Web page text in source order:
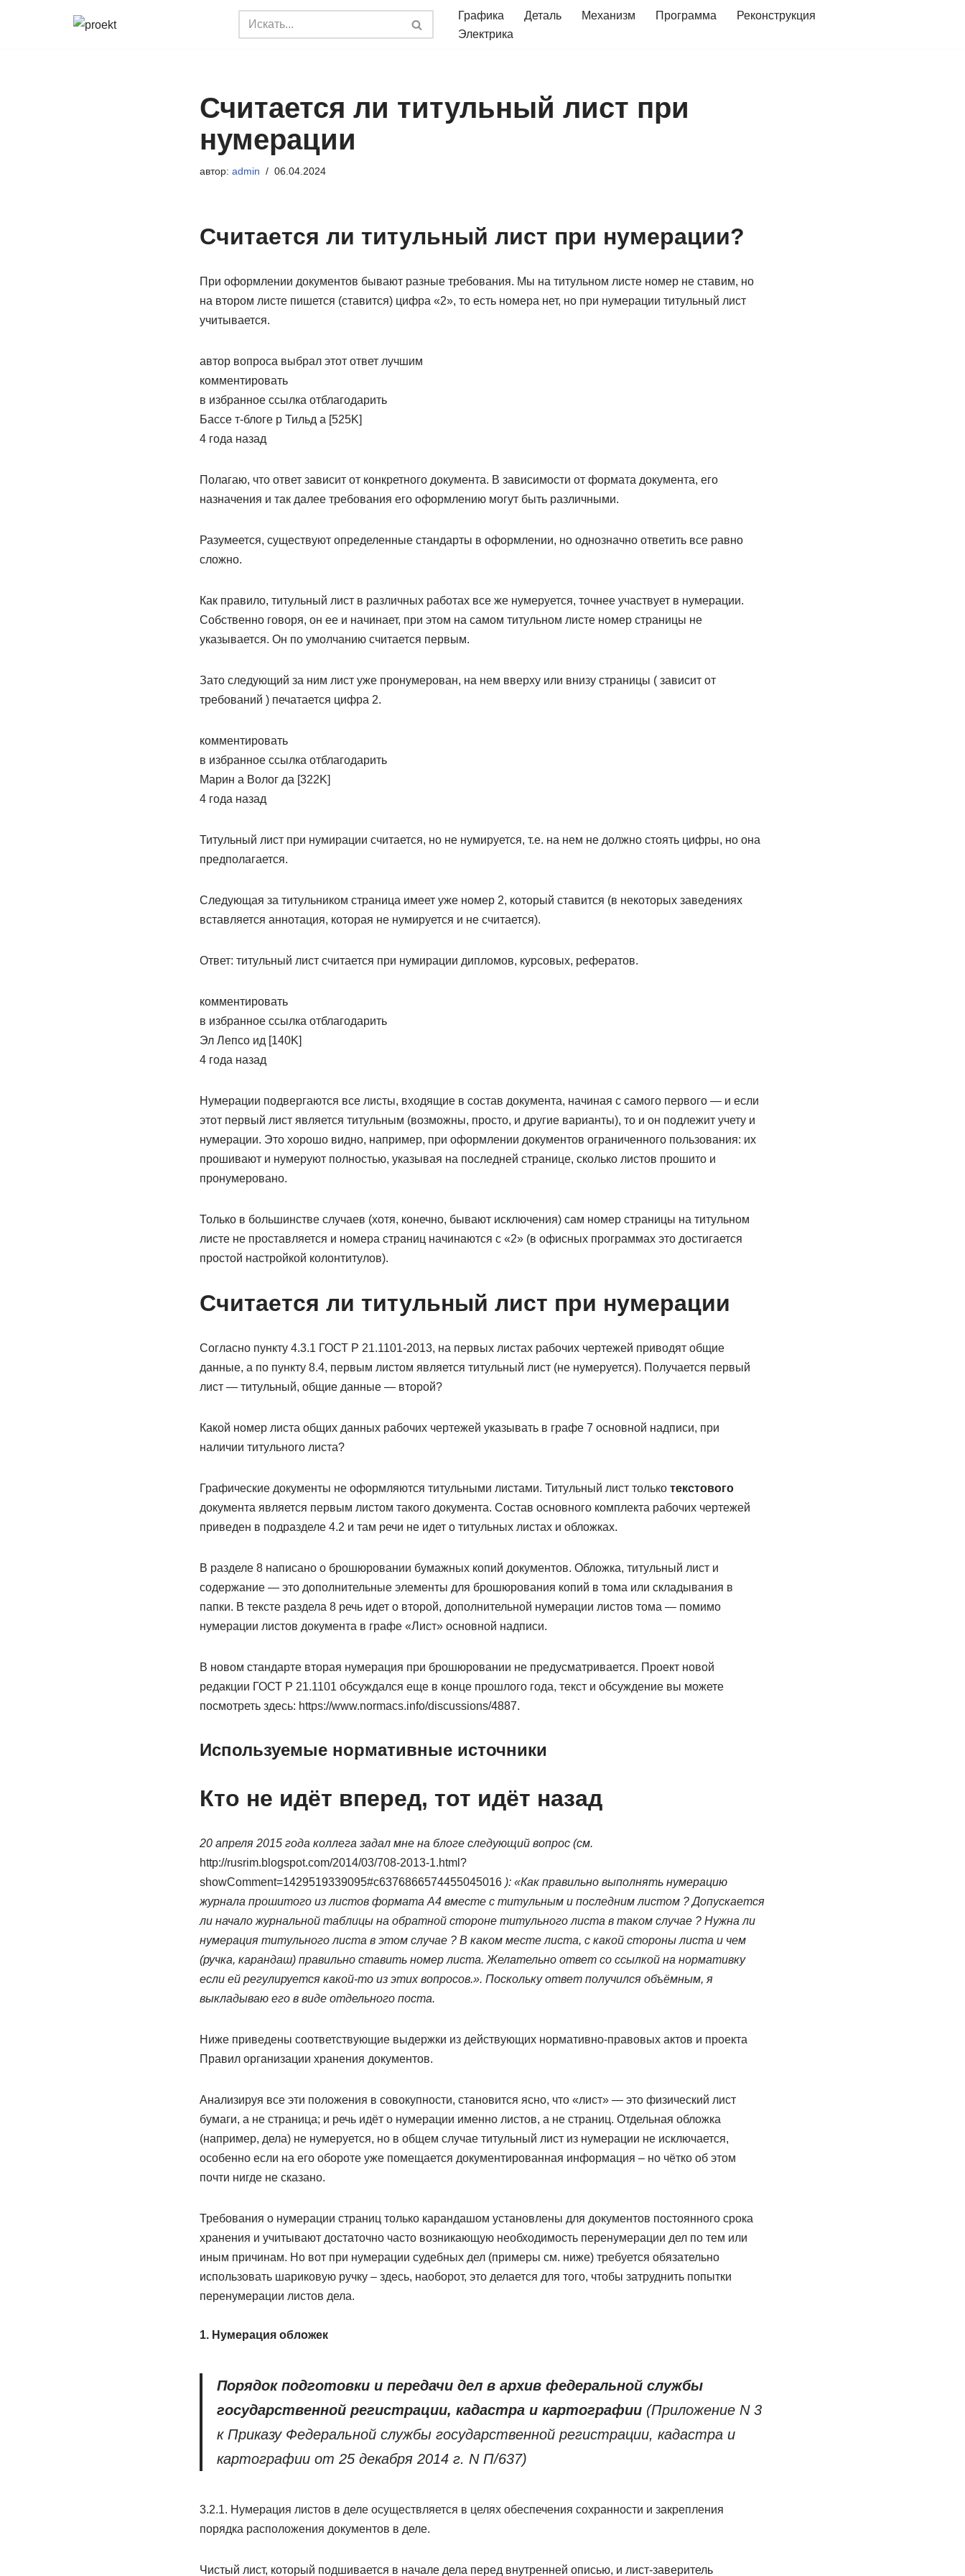
Графика Деталь Механизм Программа
Реконструкция
Электрика
Считается ли титульный лист при
нумерации
автор: admin 06.04.2024
Считается ли титульный лист при нумерации?
При оформлении документов бывают разные требования. Мы на титульном листе номер не ставим, но
на втором листе пишется (ставится) цифра «2», то есть номера нет, но при нумерации титульный лист
учитывается.
автор вопроса выбрал этот ответ лучшим
комментировать
в избранное ссылка отблагодарить
Бассе­ т-блоге­ р Тильд­ а [525K]
4 года назад
Полагаю, что ответ зависит от конкретного документа. В зависимости от формата документа, его
назначения и так далее требования его оформлению могут быть различными.
Разумеется, существуют определенные стандарты в оформлении, но однозначно ответить все равно
сложно.
Как правило, титульный лист в различных работах все же нумеруется, точнее участвует в нумерации.
Собственно говоря, он ее и начинает, при этом на самом титульном листе номер страницы не
указывается. Он по умолчанию считается первым.
Зато следующий за ним лист уже пронумерован, на нем вверху или внизу страницы ( зависит от
требований ) печатается цифра 2.
комментировать
в избранное ссылка отблагодарить
Марин­ а Волог­ да [322K]
4 года назад
Титульный лист при нумирации считается, но не нумируется, т.е. на нем не должно стоять цифры, но она
предполагается.
Следующая за титульником страница имеет уже номер 2, который ставится (в некоторых заведениях
вставляется аннотация, которая не нумируется и не считается).
Ответ: титульный лист считается при нумирации дипломов, курсовых, рефератов.
комментировать
в избранное ссылка отблагодарить
Эл Лепсо­ ид [140K]
4 года назад
Нумерации подвергаются все листы, входящие в состав документа, начиная с самого первого — и если
этот первый лист является титульным (возможны, просто, и другие варианты), то и он подлежит учету и
нумерации. Это хорошо видно, например, при оформлении документов ограниченного пользования: их
прошивают и нумеруют полностью, указывая на последней странице, сколько листов прошито и
пронумеровано.
Только в большинстве случаев (хотя, конечно, бывают исключения) сам номер страницы на титульном
листе не проставляется и номера страниц начинаются с «2» (в офисных программах это достигается
простой настройкой колонтитулов).
Считается ли титульный лист при нумерации
Согласно пункту 4.3.1 ГОСТ Р 21.1101-2013, на первых листах рабочих чертежей приводят общие
данные, а по пункту 8.4, первым листом является титульный лист (не нумеруется). Получается первый
лист — титульный, общие данные — второй?
Какой номер листа общих данных рабочих чертежей указывать в графе 7 основной надписи, при
наличии титульного листа?
Графические документы не оформляются титульными листами. Титульный лист только текстового
документа является первым листом такого документа. Состав основного комплекта рабочих чертежей
приведен в подразделе 4.2 и там речи не идет о титульных листах и обложках.
В разделе 8 написано о брошюровании бумажных копий документов. Обложка, титульный лист и
содержание — это дополнительные элементы для брошюрования копий в тома или складывания в
папки. В тексте раздела 8 речь идет о второй, дополнительной нумерации листов тома — помимо
нумерации листов документа в графе «Лист» основной надписи.
В новом стандарте вторая нумерация при брошюровании не предусматривается. Проект новой
редакции ГОСТ Р 21.1101 обсуждался еще в конце прошлого года, текст и обсуждение вы можете
посмотреть здесь: https://www.normacs.info/discussions/4887.
Используемые нормативные источники
Кто не идёт вперед, тот идёт назад
20 апреля 2015 года коллега задал мне на блоге следующий вопрос (см.
http://rusrim.blogspot.com/2014/03/708-2013-1.html?
showComment=1429519339095#c6376866574455045016 ): «Как правильно выполнять нумерацию
журнала прошитого из листов формата А4 вместе с титульным и последним листом ? Допускается
ли начало журнальной таблицы на обратной стороне титульного листа в таком случае ? Нужна ли
нумерация титульного листа в этом случае ? В каком месте листа, с какой стороны листа и чем
(ручка, карандаш) правильно ставить номер листа. Желательно ответ со ссылкой на нормативку
если ей регулируется какой-то из этих вопросов.». Поскольку ответ получился объёмным, я
выкладываю его в виде отдельного поста.
Ниже приведены соответствующие выдержки из действующих нормативно-правовых актов и проекта
Правил организации хранения документов.
Анализируя все эти положения в совокупности, становится ясно, что «лист» — это физический лист
бумаги, а не страница; и речь идёт о нумерации именно листов, а не страниц. Отдельная обложка
(например, дела) не нумеруется, но в общем случае титульный лист из нумерации не исключается,
особенно если на его обороте уже помещается документированная информация – но чётко об этом
почти нигде не сказано.
Требования о нумерации страниц только карандашом установлены для документов постоянного срока
хранения и учитывают достаточно часто возникающую необходимость перенумерации дел по тем или
иным причинам. Но вот при нумерации судебных дел (примеры см. ниже) требуется обязательно
использовать шариковую ручку – здесь, наоборот, это делается для того, чтобы затруднить попытки
перенумерации листов дела.
1. Нумерация обложек
Порядок подготовки и передачи дел в архив федеральной службы
государственной регистрации, кадастра и картографии(Приложение N 3
к Приказу Федеральной службы государственной регистрации, кадастра и
картографии от 25 декабря 2014 г. N П/637)
3.2.1. Нумерация листов в деле осуществляется в целях обеспечения сохранности и закрепления
порядка расположения документов в деле.
Чистый лист, который подшивается в начале дела перед внутренней описью, и лист-заверитель